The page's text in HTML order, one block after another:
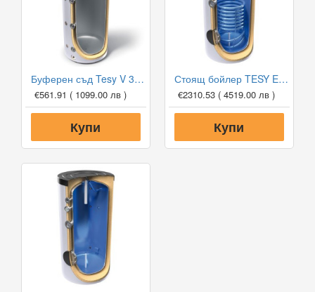
Буферен съд Tesy V 300 65 F41 P4 за отоплителни инсталации
€561.91 ( 1099.00 лв )
Купи
Стоящ бойлер TESY EV 13 S 1000 101 DN18 със серпентина
€2310.53 ( 4519.00 лв )
Купи